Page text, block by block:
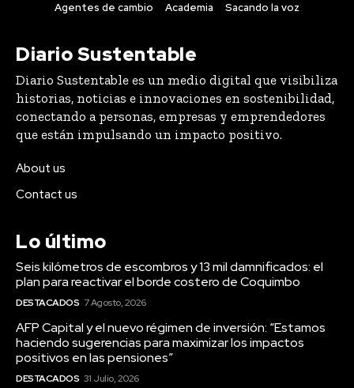
Agentes de cambio
Academia Sacando la voz
Diario Sustentable
Diario Sustentable es un medio digital que visibiliza
historias, noticias e innovaciones en sostenibilidad,
conectando a personas, empresas y emprendedores
que están impulsando un impacto positivo.
About us
Contact us
Lo último
Seis kilómetros de escombros y 13 mil damnificados: el
plan para reactivar el borde costero de Coquimbo
DESTACADOS 7 Agosto, 2026
AFP Capital y el nuevo régimen de inversión: “Estamos
haciendo sugerencias para maximizar los impactos
positivos en las pensiones”
DESTACADOS 31 Julio, 2026